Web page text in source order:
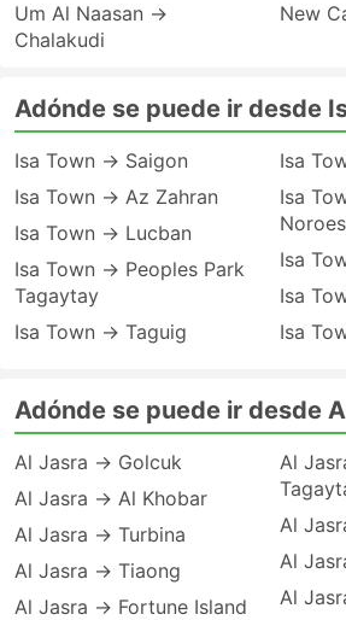
Um Al Naasan →
Chalakudi
New
Adónde se puede ir desde
Isa Town → Saigon
Isa Town → Az Zahran
Isa Town → Lucban
Isa Town → Peoples Park
Tagaytay
Isa Town → Taguig
Isa
Isa
Isa
Isa
Isa
Adónde se puede ir desde
Al Jasra → Golcuk
Al Jasra → Al Khobar
Al Jasra → Turbina
Al Jasra → Tiaong
Al Jasra → Fortune Island
Al
Al
Al
Al